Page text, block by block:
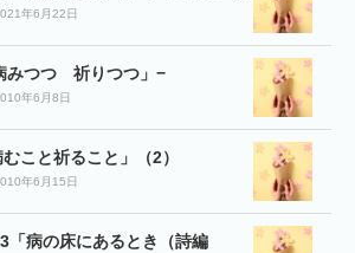
年6月22日
みつつ 祈りつつ」−
年6月8日
こと祈ること」（2）
年6月15日
「病の床にあるとき（詩編